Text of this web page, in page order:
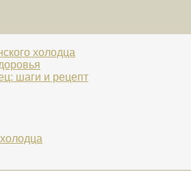
холодца
шаги и рецепт